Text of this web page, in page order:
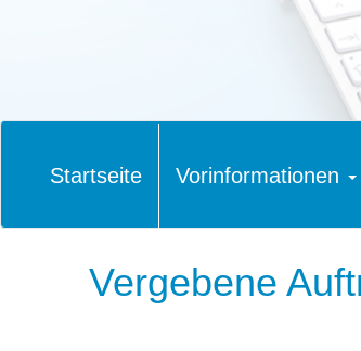
Startseite Vorinformationen
Vergebene